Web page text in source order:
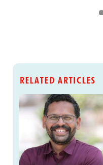
RELATED ARTICLES